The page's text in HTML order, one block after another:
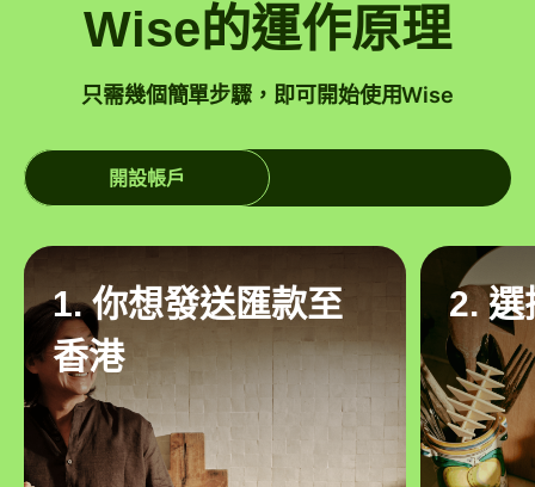
Wise的運作原理
只需幾個簡單步驟，即可開始使用Wise
開設帳戶
1. 你想發送匯款至
香港
2.